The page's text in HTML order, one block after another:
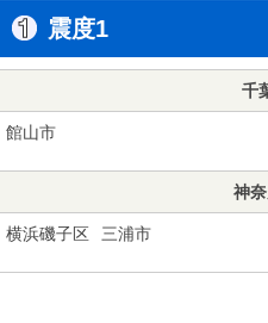
震度1
千
館山市
神
横浜磯子区 三浦市